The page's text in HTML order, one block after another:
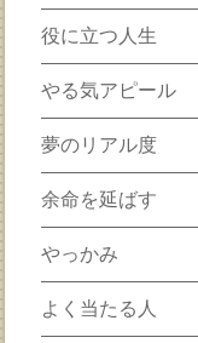
役に立つ人生
やる気アピール
夢のリアル度
余命を延ばす
やっかみ
よく当たる人